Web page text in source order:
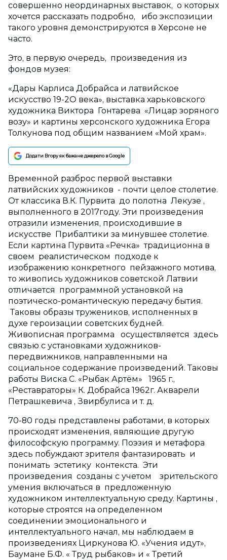
совершенно неординарных выставок, о которых
хочется рассказать подробно, ибо экспозиции
такого уровня демонстрируются в Херсоне не
часто.
Это, в первую очередь, произведения из
фондов музея:
«Дары Карлиса Добрайса и латвийское
искусство 19-2О века», выставка харьковского
художника Виктора Гонтарева «Лицар зоряного
возу» и картины херсонского художника Егора
Толкунова под общим названием «Мой храм».
Додати Вгору як бажане джерело в Google
Временной разброс первой выставки
латвийских художников - почти целое столетие.
От классика В.К. Пурвита до полотна Лекузе ,
выполненного в 2017году. Эти произведения
отразили изменения, происходившие в
искусстве Прибалтики за минувшее столетие.
Если картина Пурвита «Речка» традиционна в
своем реалистическом подходе к
изображению конкретного пейзажного мотива,
то живопись художников советской Латвии
отличается программной установкой на
поэтическо-романтическую передачу бытия.
Таковы образы тружеников, исполненных в
духе героизации советских будней.
Живописная программа осуществляется здесь
связью с установками художников-
передвижников, направленными на
социальное содержание произведений. Таковы
работы Виска С. «Рыбак Артём» 1965 г.,
«Реставраторы» К. Добрайса 1962г. Акварели
Петрашкевича , Звирбулиса и т. д.
70-80 годы представлены работами, в которых
происходят изменения, являющие другую
философскую программу. Поэзия и метафора
здесь побуждают зрителя фантазировать и
понимать эстетику контекста. Эти
произведения созданы с учетом зрительского
умения включаться в предложенную
художником интеллектуальную среду. Картины ,
которые строятся на определенном
соединении эмоционального и
интеллектуального начал, мы наблюдаем в
произведениях Циркунова Ю. «Учения идут»,
Баумане Б.Ф. « Труд рыбаков» и « Третий